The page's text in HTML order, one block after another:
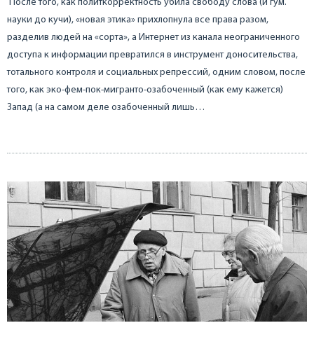
После того, как политкорректность убила свободу слова (и гум.
науки до кучи), «новая этика» прихлопнула все права разом,
разделив людей на «сорта», а Интернет из канала неограниченного
доступа к информации превратился в инструмент доносительства,
тотального контроля и социальных репрессий, одним словом, после
того, как эко-фем-пок-мигранто-озабоченный (как ему кажется)
Запад (а на самом деле озабоченный лишь…